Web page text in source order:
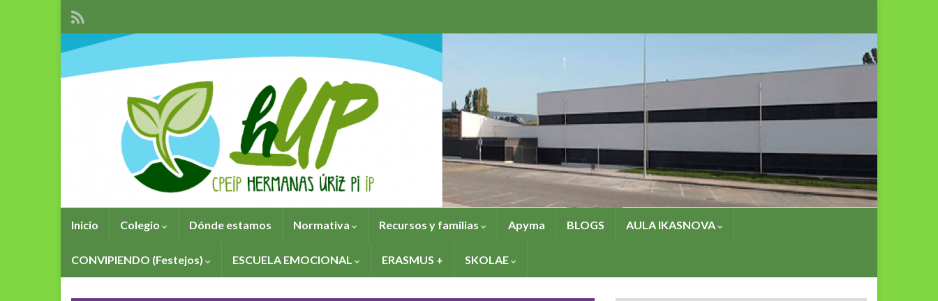
Inicio Colegio Dónde estamos Normativa Recursos y familias Apyma BLOGS AULA IKASNOVA
CONVIPIENDO (Festejos) ESCUELA EMOCIONAL ERASMUS + SKOLAE